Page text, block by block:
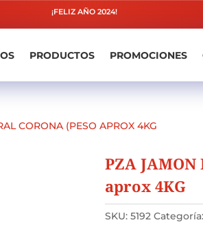
¡FELIZ AÑO 2024!
PRODUCTOS PROMOCIONES
CORONA (PESO APROX 4KG
PZA JAMON
aprox 4KG
SKU: 5192 Categoría: